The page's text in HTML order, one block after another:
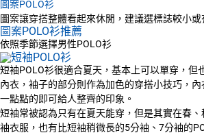
圖案POLO衫
圖案讓穿搭整體看起來休閒，建議選標誌較小或
圖案POLO衫推薦
依照季節選擇男性POLO衫
短袖POLO衫很適合夏天，基本上可以單穿，但
內衣，袖子的部分則作為加色的穿搭小技巧，
一點點的即可給人整齊的印象。
短袖常被認為只有在夏天能穿，但是其實在春
袖衣服，也有比短袖稍微長的5分袖、7分袖的